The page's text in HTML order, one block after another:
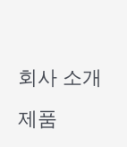
회사 소개
제품